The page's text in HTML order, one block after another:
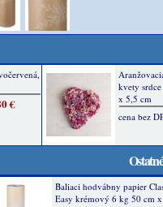
Baliaci hodvábny papier
Easy krémový 6 kg 50 cm